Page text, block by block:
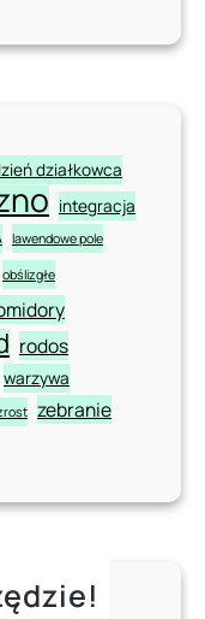
działkowca
integracja
lawendowe pole
obślizgłe
rodos
warzywa
zebranie